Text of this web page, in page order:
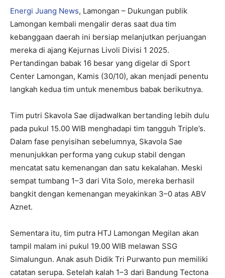
Energi Juang News, Lamongan – Dukungan publik
Lamongan kembali mengalir deras saat dua tim
kebanggaan daerah ini bersiap melanjutkan perjuangan
mereka di ajang Kejurnas Livoli Divisi 1 2025.
Pertandingan babak 16 besar yang digelar di Sport
Center Lamongan, Kamis (30/10), akan menjadi penentu
langkah kedua tim untuk menembus babak berikutnya.
Tim putri Skavola Sae dijadwalkan bertanding lebih dulu
pada pukul 15.00 WIB menghadapi tim tangguh Triple’s.
Dalam fase penyisihan sebelumnya, Skavola Sae
menunjukkan performa yang cukup stabil dengan
mencatat satu kemenangan dan satu kekalahan. Meski
sempat tumbang 1–3 dari Vita Solo, mereka berhasil
bangkit dengan kemenangan meyakinkan 3–0 atas ABV
Aznet.
Sementara itu, tim putra HTJ Lamongan Megilan akan
tampil malam ini pukul 19.00 WIB melawan SSG
Simalungun. Anak asuh Didik Tri Purwanto pun memiliki
catatan serupa. Setelah kalah 1–3 dari Bandung Tectona